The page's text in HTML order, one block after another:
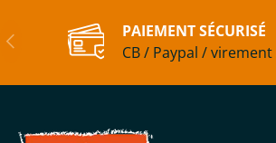
Précédent
PAIEMENT SÉCURISÉ
CB / Paypal /